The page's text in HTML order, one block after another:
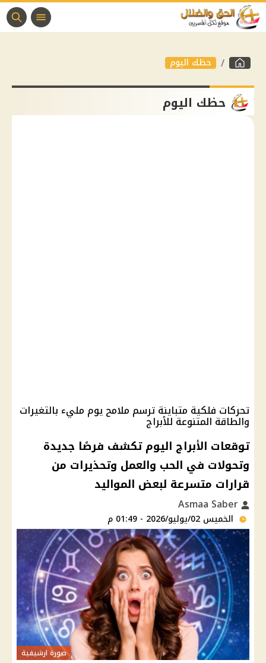
حظك اليوم
حظك اليوم
تحركات فلكية متباينة ترسم ملامح يوم مليء بالتغيرات
والطاقة المتنوعة للأبراج
توقعات الأبراج اليوم تكشف فرصًا جديدة
وتحولات في الحب والعمل وتحذيرات من
قرارات متسرعة لبعض المواليد
الخميس 02/يوليو/2026 - 01:49 م
صورة ارشيفية